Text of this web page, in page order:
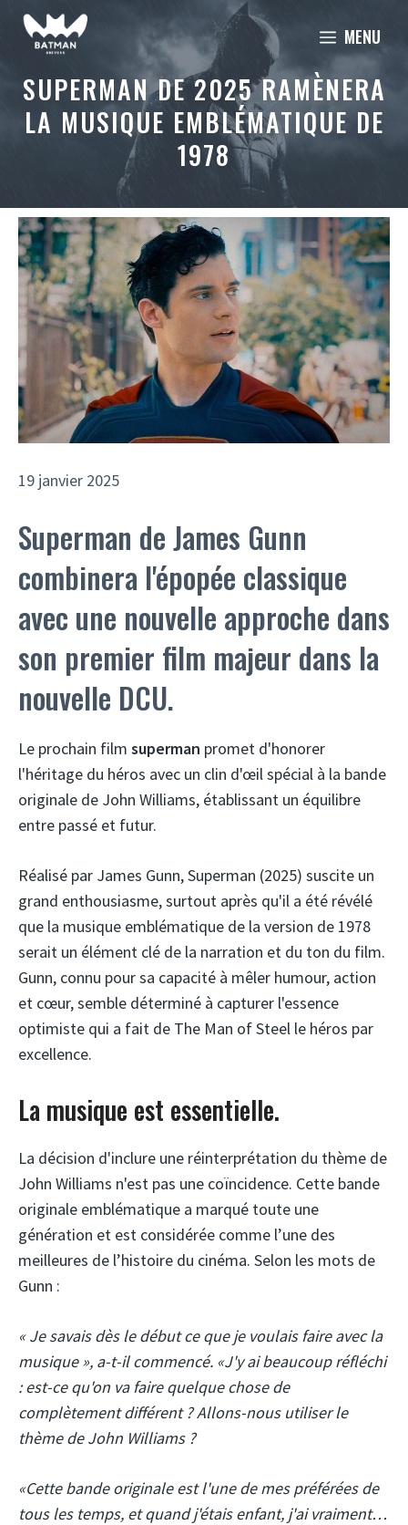
Aller
MENU
SUPERMAN DE 2025 RAMÈNERA
LA MUSIQUE EMBLÉMATIQUE DE
1978
19 janvier 2025
Superman de James Gunn
combinera l'épopée classique
avec une nouvelle approche dans
son premier film majeur dans la
nouvelle DCU.
Le prochain film superman promet d'honorer
l'héritage du héros avec un clin d'œil spécial à la bande
originale de John Williams, établissant un équilibre
entre passé et futur.
Réalisé par James Gunn, Superman (2025) suscite un
grand enthousiasme, surtout après qu'il a été révélé
que la musique emblématique de la version de 1978
serait un élément clé de la narration et du ton du film.
Gunn, connu pour sa capacité à mêler humour, action
et cœur, semble déterminé à capturer l'essence
optimiste qui a fait de The Man of Steel le héros par
excellence.
La musique est essentielle.
La décision d'inclure une réinterprétation du thème de
John Williams n'est pas une coïncidence. Cette bande
originale emblématique a marqué toute une
génération et est considérée comme l’une des
meilleures de l’histoire du cinéma. Selon les mots de
Gunn :
« Je savais dès le début ce que je voulais faire avec la
musique », a-t-il commencé. «J'y ai beaucoup réfléchi
: est-ce qu'on va faire quelque chose de
complètement différent ? Allons-nous utiliser le
thème de John Williams ?
«Cette bande originale est l'une de mes préférées de
tous les temps, et quand j'étais enfant, j'ai vraiment…